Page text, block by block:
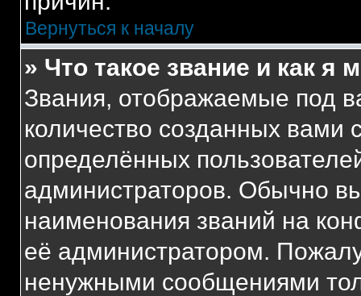
Вернуться к началу
» Что такое звание и как я
Звания, отображаемые под
количество созданных
определённых
администраторов. Обычно
наименования званий на
её администратором.
ненужными сообщениями